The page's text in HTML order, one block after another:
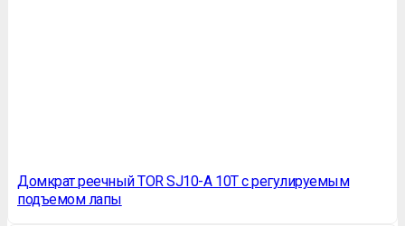
Домкрат реечный TOR SJ10-A 10T c регулируемым
подъемом лапы